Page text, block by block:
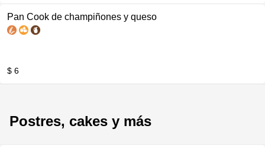
Pan Cook de champiñones y queso
$ 6
Postres, cakes y más